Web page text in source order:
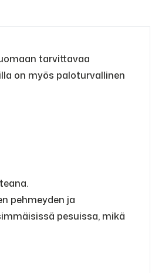
tarvittavaa
on myös paloturvallinen
pehmeyden ja
pesuissa, mikä